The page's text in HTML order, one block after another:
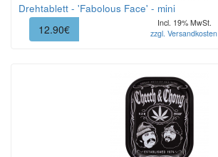
Drehtablett - 'Fabolous Face' - mini
12.90€
Incl. 19% MwSt.
zzgl. Versandkosten